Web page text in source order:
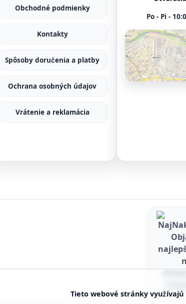
Obchodné podmienky
Kontakty
Spôsoby doručenia a platby
Ochrana osobných údajov
Vrátenie a reklamácia
Po - Pi -
Tieto webové stránky